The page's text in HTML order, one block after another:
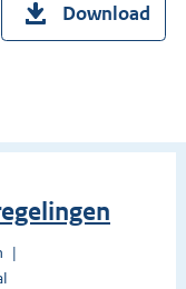
Download